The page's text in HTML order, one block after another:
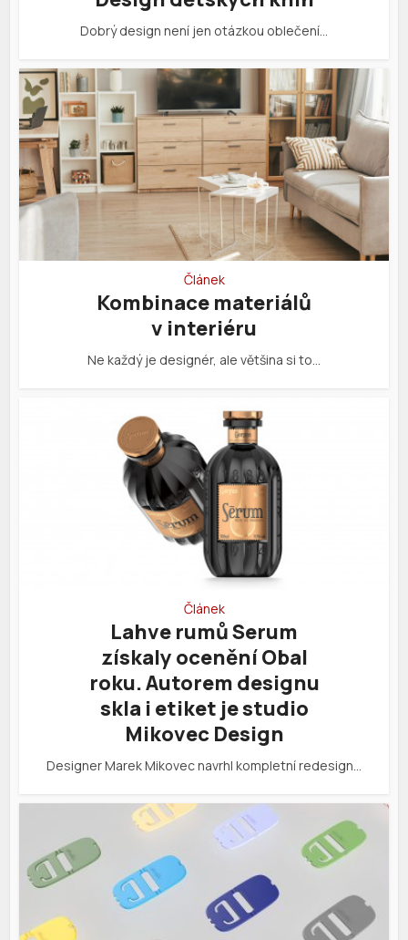
Dobrý design není jen otázkou oblečení…
Článek
Kombinace materiálů
v interiéru
Ne každý je designér, ale většina si to…
Článek
Lahve rumů Serum
získaly ocenění Obal
roku. Autorem designu
skla i etiket je studio
Mikovec Design
Designer Marek Mikovec navrhl kompletní redesign…